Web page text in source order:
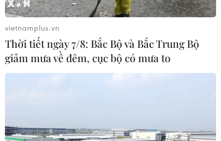
vietnamplus.vn
Thời tiết ngày 7/8: Bắc Bộ và Bắc Trung Bộ
giảm mưa về đêm, cục bộ có mưa to